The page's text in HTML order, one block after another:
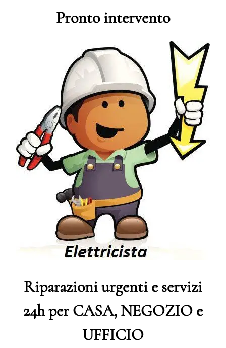
Pronto intervento
Riparazioni urgenti e servizi
24h per CASA, NEGOZIO e
UFFICIO